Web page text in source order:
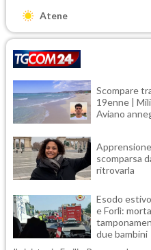
Atene
Scompare
19enne |
Aviano
scomparsa
ritrovarla
Esodo
e Forlì:
due bambini